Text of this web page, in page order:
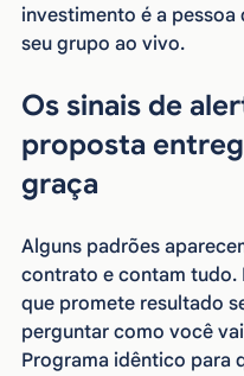
investimento é a pessoa
seu grupo ao vivo.
Os sinais de
proposta
graça
Alguns padrões
contrato e contam tudo.
que promete resultado
perguntar como você
Programa idêntico para